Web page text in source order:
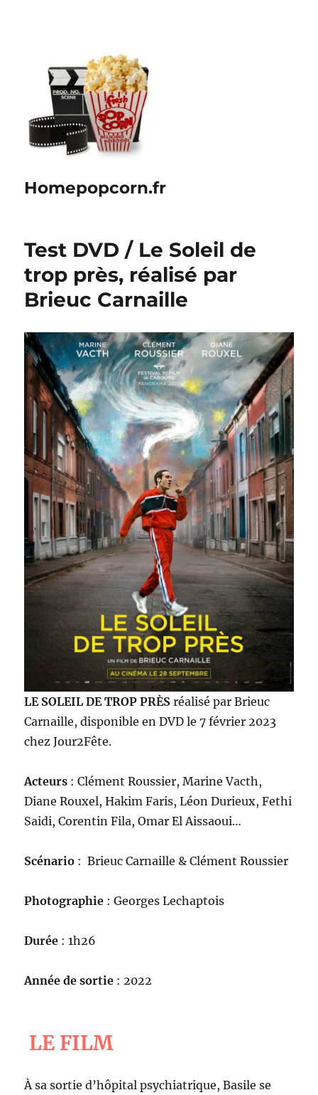
Homepopcorn.fr
Test DVD / Le Soleil de
trop près, réalisé par
Brieuc Carnaille
LE SOLEIL DE TROP PRÈSréalisé par Brieuc
Carnaille, disponible en DVD le 7 février 2023
chez Jour2Fête.
Acteurs : Clément Roussier, Marine Vacth,
Diane Rouxel, Hakim Faris, Léon Durieux, Fethi
Saidi, Corentin Fila, Omar El Aissaoui…
Scénario : Brieuc Carnaille & Clément Roussier
Photographie : Georges Lechaptois
Durée : 1h26
Année de sortie : 2022
LE FILM
À sa sortie d’hôpital psychiatrique, Basile se